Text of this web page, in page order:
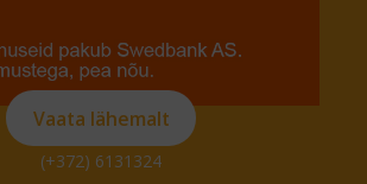
Vaata lähemalt
(+372) 6131324